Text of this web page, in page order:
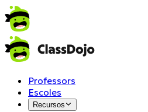
Professors
Escoles
Recursos